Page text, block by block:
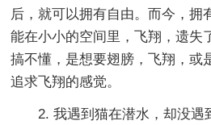
后，就可以拥有自由。而今，拥
能在小小的空间里，飞翔，遗失
搞不懂，是想要翅膀，飞翔，或
追求飞翔的感觉。
2. 我遇到猫在潜水，却没遇